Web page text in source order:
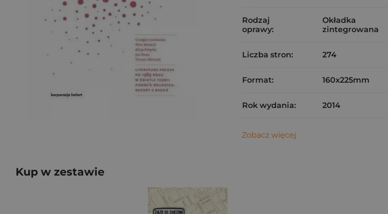
Rodzaj
oprawy:
Okładka
zintegrowana
Liczba stron: 274
Format: 160x225mm
Rok wydania: 2014
Zobacz więcej
Kup w zestawie